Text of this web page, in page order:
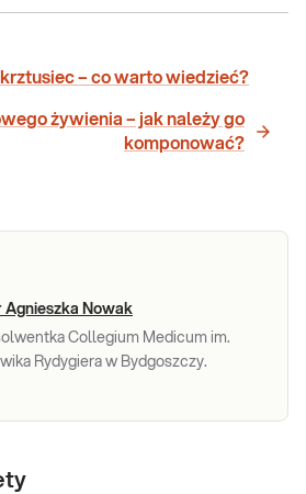
– co warto wiedzieć?
żywienia – jak należy go
komponować?
Agnieszka Nowak
Collegium Medicum im.
Rydygiera w Bydgoszczy.